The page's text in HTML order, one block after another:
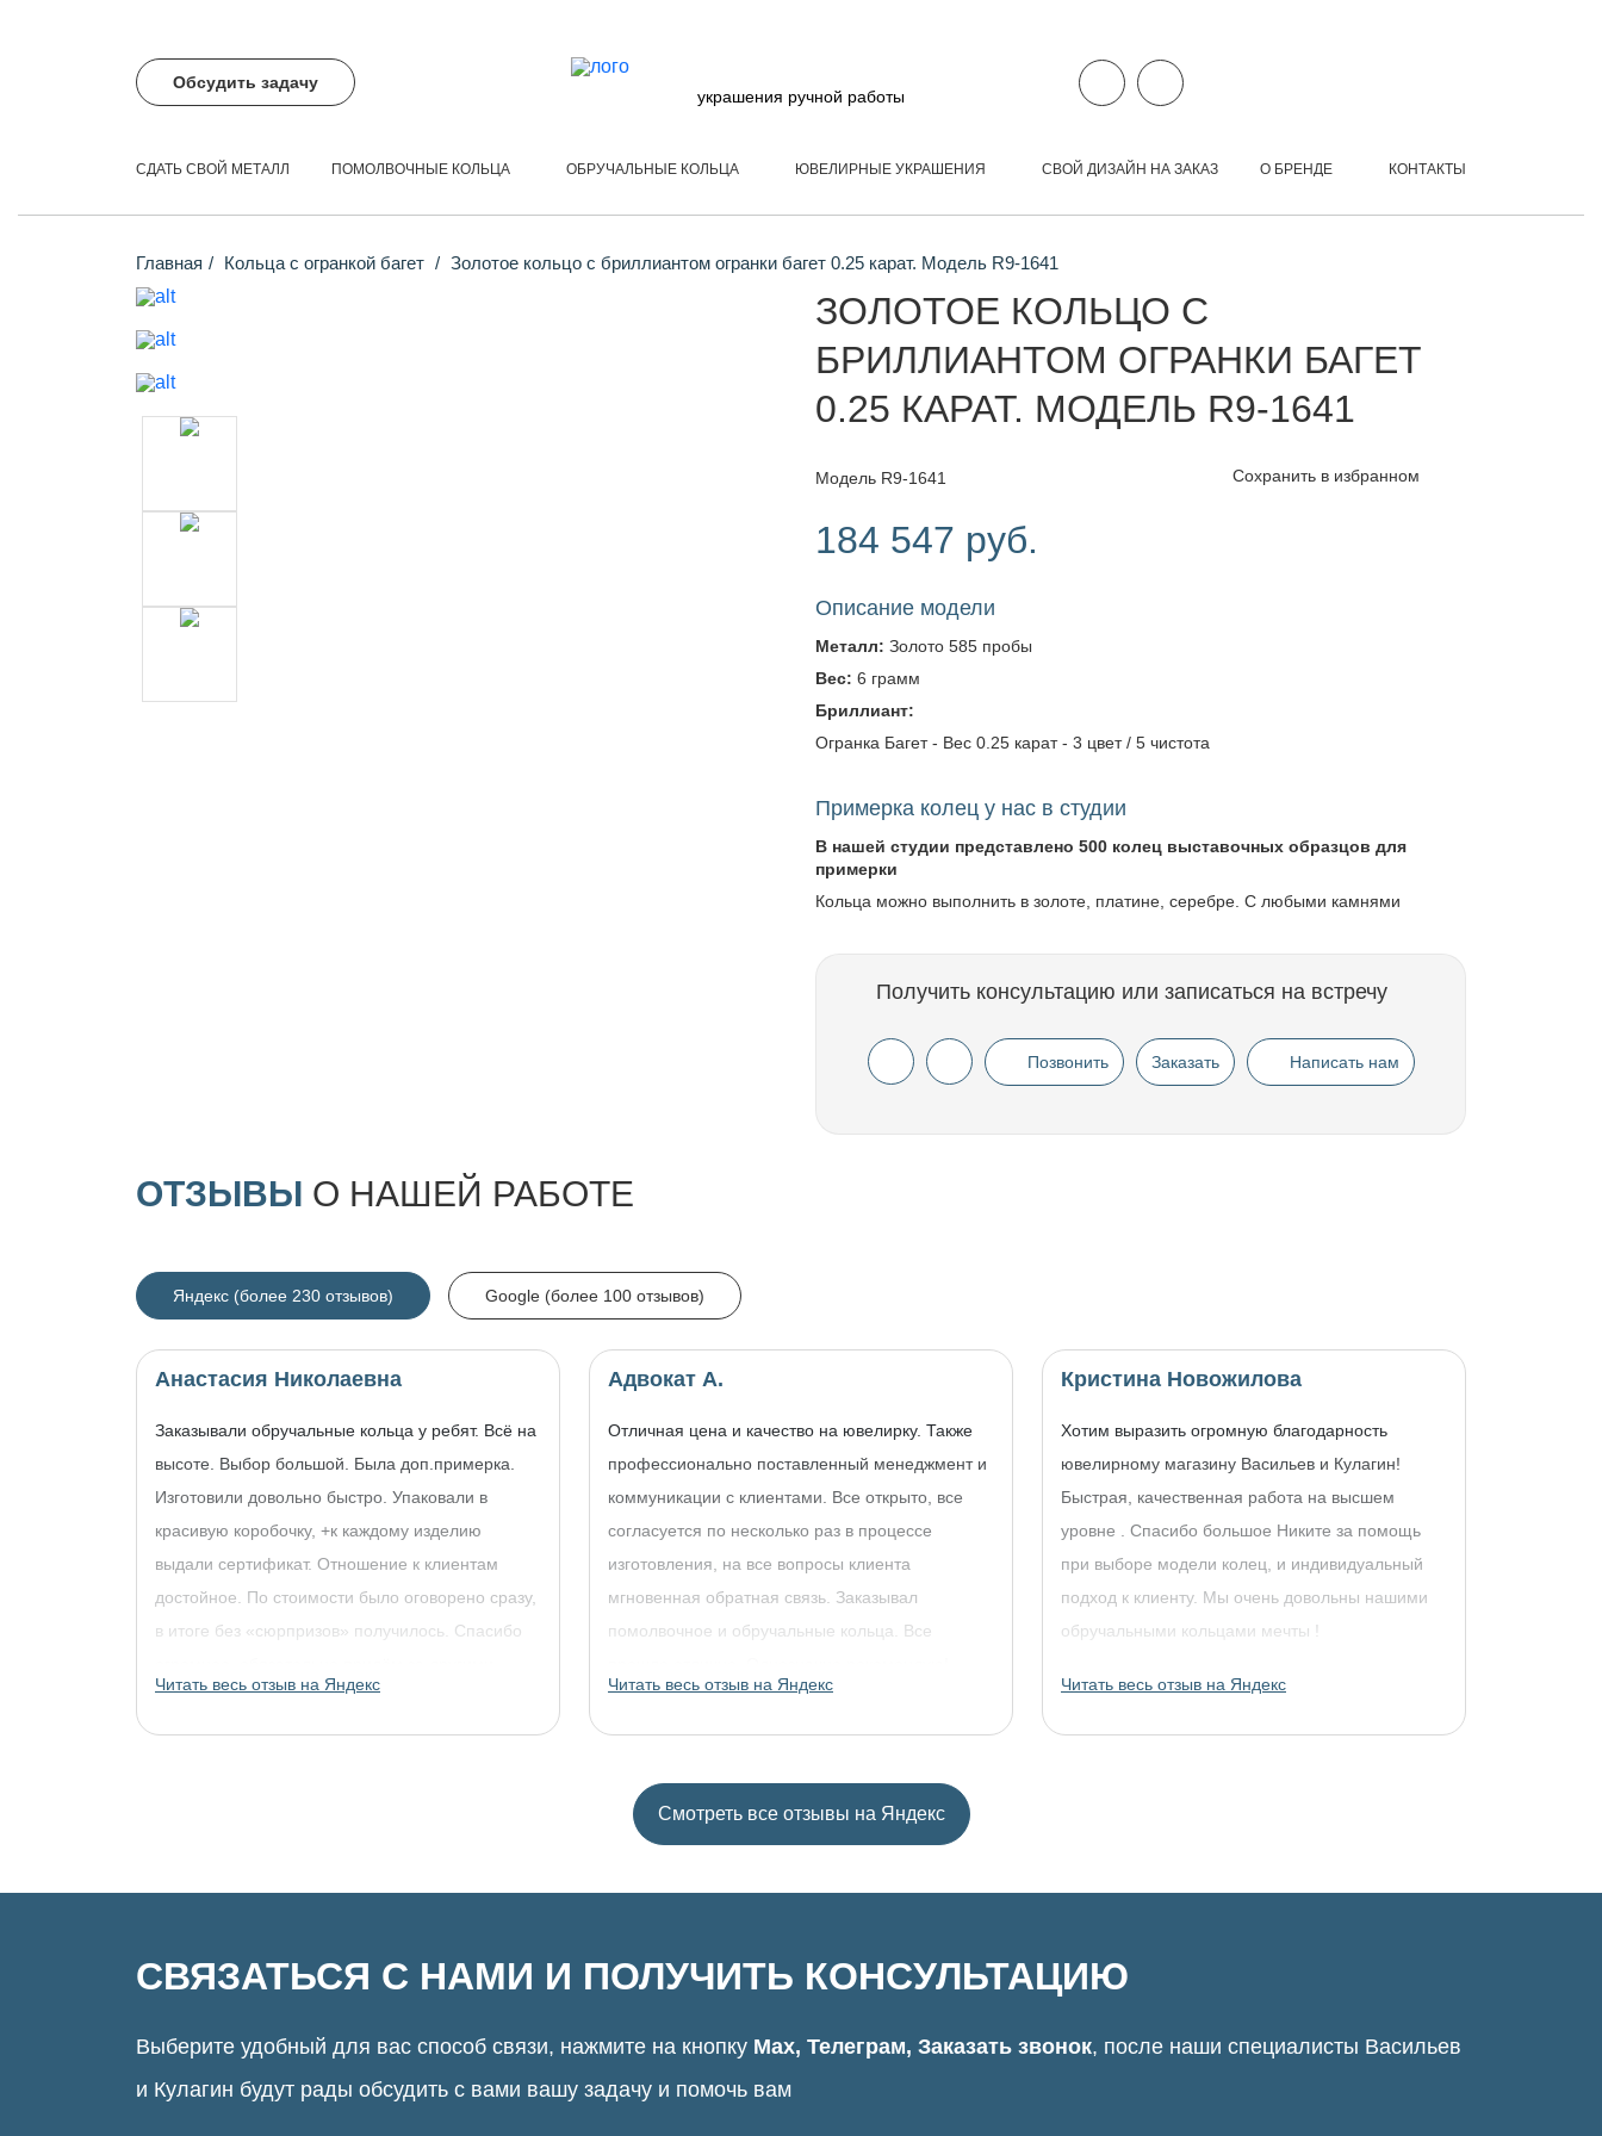
Обсудить задачу
украшения ручной работы
СДАТЬ СВОЙ МЕТАЛЛ ПОМОЛВОЧНЫЕ КОЛЬЦА ОБРУЧАЛЬНЫЕ КОЛЬЦА ЮВЕЛИРНЫЕ УКРАШЕНИЯ СВОЙ ДИЗАЙН НА ЗАКАЗ О БРЕНДЕ КОНТАКТЫ
Главная Кольца с огранкой багет Золотое кольцо с бриллиантом огранки багет 0.25 карат. Модель R9-1641
ЗОЛОТОЕ КОЛЬЦО С
БРИЛЛИАНТОМ ОГРАНКИ БАГЕТ
0.25 КАРАТ. МОДЕЛЬ R9-1641
Модель R9-1641 Сохранить в избранном
184 547 руб.
Описание модели
Металл: Золото 585 пробы
Вес: 6 грамм
Бриллиант:
Огранка Багет - Вес 0.25 карат - 3 цвет / 5 чистота
Примерка колец у нас в студии
В нашей студии представлено 500 колец выставочных образцов для
примерки
Кольца можно выполнить в золоте, платине, серебре. С любыми камнями
Получить консультацию или записаться на встречу
Позвонить Заказать Написать нам
ОТЗЫВЫ О НАШЕЙ РАБОТЕ
Яндекс (более 230 отзывов) Google (более 100 отзывов)
Анастасия Николаевна
Заказывали обручальные кольца у ребят. Всё на
высоте. Выбор большой. Была доп.примерка.
Изготовили довольно быстро. Упаковали в
красивую коробочку, +к каждому изделию
выдали сертификат. Отношение к клиентам
достойное. По стоимости было оговорено сразу,
в итоге без «сюрпризов» получилось. Спасибо
украшениями!
Читать весь отзыв на Яндекс
Адвокат А.
Отличная цена и качество на ювелирку. Также
профессионально поставленный менеджмент и
коммуникации с клиентами. Все открыто, все
согласуется по несколько раз в процессе
изготовления, на все вопросы клиента
мгновенная обратная связь. Заказывал
помолвочное и обручальные кольца. Все
Читать весь отзыв на Яндекс
Кристина Новожилова
Хотим выразить огромную благодарность
ювелирному магазину Васильев и Кулагин!
Быстрая, качественная работа на высшем
уровне . Спасибо большое Никите за помощь
при выборе модели колец, и индивидуальный
подход к клиенту. Мы очень довольны нашими
обручальными кольцами мечты !
Читать весь отзыв на Яндекс
Смотреть все отзывы на Яндекс
СВЯЗАТЬСЯ С НАМИ И ПОЛУЧИТЬ КОНСУЛЬТАЦИЮ
Выберите удобный для вас способ связи, нажмите на кнопку Max, Телеграм, Заказать звонок, после наши специалисты Васильев
и Кулагин будут рады обсудить с вами вашу задачу и помочь вам